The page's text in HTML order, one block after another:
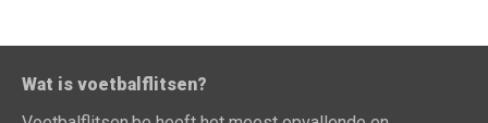
Wat is voetbalflitsen?